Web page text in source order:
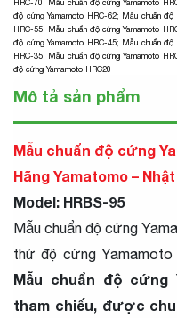
HRC-70; Mẫu chuẩn độ cứng Yamamoto
độ cứng Yamamoto HRC-62; Mẫu chuẩn độ
HRC-55; Mẫu chuẩn độ cứng Yamamoto
độ cứng Yamamoto HRC-45; Mẫu chuẩn độ
HRC-35; Mẫu chuẩn độ cứng Yamamoto
độ cứng Yamamoto HRC20
Mô tả sản phẩm
Mẫu chuẩn độ cứng
Hãng Yamatomo – Nhật
Model: HRBS-95
Mẫu chuẩn độ cứng
thử độ cứng Yamamoto
Mẫu chuẩn độ cứng
tham chiếu, được